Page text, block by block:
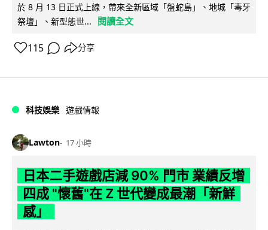
於 8 月 13 日正式上線，帶來全新區域「盤蛇島」、地城「毒牙
祭壇」、新型態世...
閱讀全文
115 分享
科技娛樂 遊戲情報
Lawton 17 小時
日本二手遊戲店減 90% 門市 業績反增
四成 "懷舊"在 Z 世代變成最潮「新鮮
感」